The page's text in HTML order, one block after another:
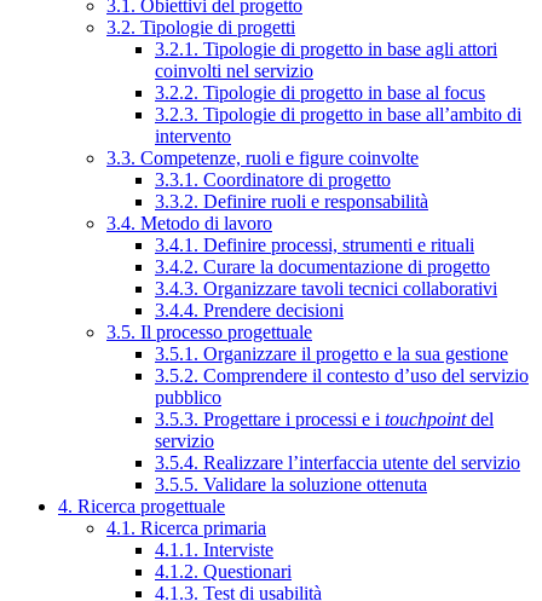
3.1. Obiettivi del progetto
3.2. Tipologie di progetti
3.2.1. Tipologie di progetto in base agli attori
coinvolti nel servizio
3.2.2. Tipologie di progetto in base al focus
3.2.3. Tipologie di progetto in base all’ambito di
intervento
3.3. Competenze, ruoli e figure coinvolte
3.3.1. Coordinatore di progetto
3.3.2. Definire ruoli e responsabilità
3.4. Metodo di lavoro
3.4.1. Definire processi, strumenti e rituali
3.4.2. Curare la documentazione di progetto
3.4.3. Organizzare tavoli tecnici collaborativi
3.4.4. Prendere decisioni
3.5. Il processo progettuale
3.5.1. Organizzare il progetto e la sua gestione
3.5.2. Comprendere il contesto d’uso del servizio
pubblico
3.5.3. Progettare i processi e i touchpointdel
servizio
3.5.4. Realizzare l’interfaccia utente del servizio
3.5.5. Validare la soluzione ottenuta
4. Ricerca progettuale
4.1. Ricerca primaria
4.1.1. Interviste
4.1.2. Questionari
4.1.3. Test di usabilità